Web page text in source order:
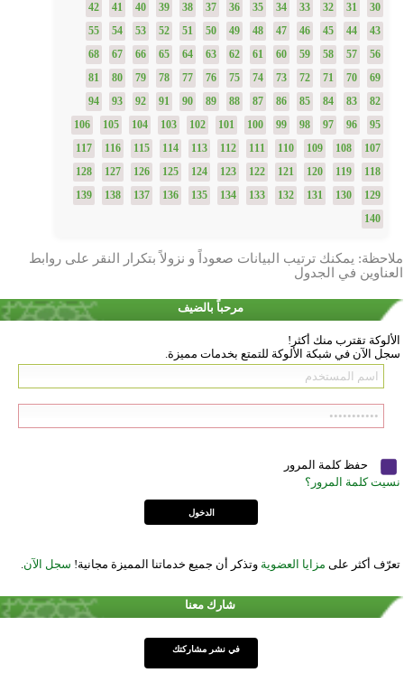
30
31
32
33
34
35
36
37
38
39
40
41
42
43
44
45
46
47
48
49
50
51
52
53
54
55
56
57
58
59
60
61
62
63
64
65
66
67
68
69
70
71
72
73
74
75
76
77
78
79
80
81
82
83
84
85
86
87
88
89
90
91
92
93
94
95
96
97
98
99
100
101
102
103
104
105
106
107
108
109
110
111
112
113
114
115
116
117
118
119
120
121
122
123
124
125
126
127
128
129
130
131
132
133
134
135
136
137
138
139
140
ملاحظة: يمكنك ترتيب البيانات صعوداً و نزولاً بتكرار النقر على روابط
العناوين في الجدول
مرحباً بالضيف
الألوكة تقترب منك أكثر!
سجل الآن في شبكة الألوكة للتمتع بخدمات مميزة.
حفظ كلمة المرور
نسيت كلمة المرور؟
تعرّف أكثر على مزايا العضوية وتذكر أن جميع خدماتنا المميزة مجانية! سجل الآن.
شارك معنا
في نشر مشاركتك